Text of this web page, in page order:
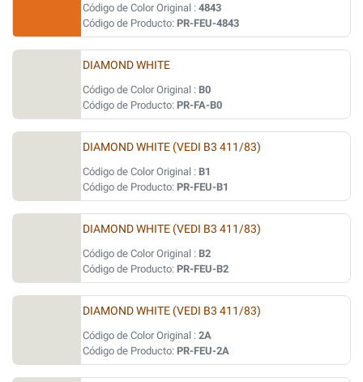
Código de Color Original : 4843
Código de Producto: PR-FEU-4843
DIAMOND WHITE
Código de Color Original : B0
Código de Producto: PR-FA-B0
DIAMOND WHITE (VEDI B3 411/83)
Código de Color Original : B1
Código de Producto: PR-FEU-B1
DIAMOND WHITE (VEDI B3 411/83)
Código de Color Original : B2
Código de Producto: PR-FEU-B2
DIAMOND WHITE (VEDI B3 411/83)
Código de Color Original : 2A
Código de Producto: PR-FEU-2A